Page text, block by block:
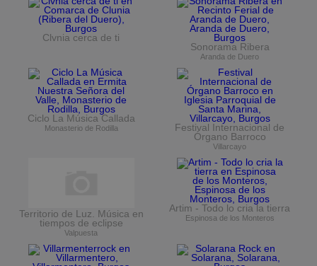
Clvnia cerca de ti
Sonorama Ribera
Aranda de Duero
Ciclo La Música Callada
Monasterio de Rodilla
Festival Internacional de
Órgano Barroco
Villarcayo
Territorio de Luz. Música en
tiempos de eclipse
Valpuesta
Artim - Todo lo cria la tierra
Espinosa de los Monteros